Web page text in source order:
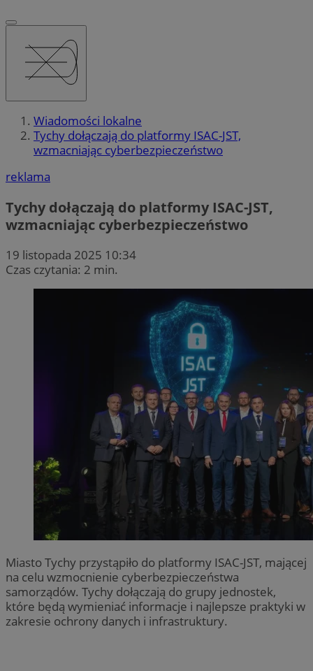
Wiadomości lokalne
Tychy dołączają do platformy ISAC-JST,
wzmacniając cyberbezpieczeństwo
reklama
Tychy dołączają do platformy ISAC-JST,
wzmacniając cyberbezpieczeństwo
19 listopada 2025 10:34
Czas czytania: 2 min.
Miasto Tychy przystąpiło do platformy ISAC-JST, mającej
na celu wzmocnienie cyberbezpieczeństwa
samorządów. Tychy dołączają do grupy jednostek,
które będą wymieniać informacje i najlepsze praktyki w
zakresie ochrony danych i infrastruktury.